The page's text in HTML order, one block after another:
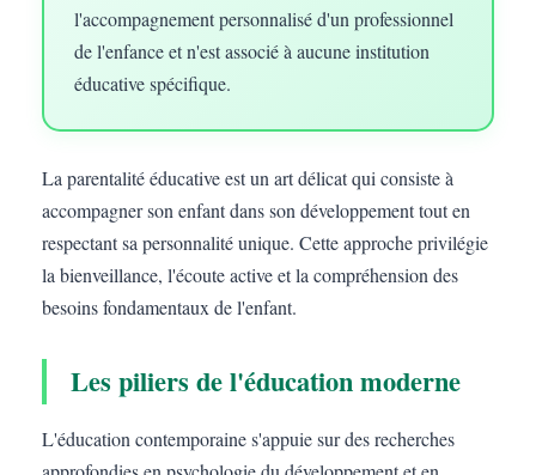
l'accompagnement personnalisé d'un professionnel
de l'enfance et n'est associé à aucune institution
éducative spécifique.
La parentalité éducative est un art délicat qui consiste à
accompagner son enfant dans son développement tout en
respectant sa personnalité unique. Cette approche privilégie
la bienveillance, l'écoute active et la compréhension des
besoins fondamentaux de l'enfant.
Les piliers de l'éducation moderne
L'éducation contemporaine s'appuie sur des recherches